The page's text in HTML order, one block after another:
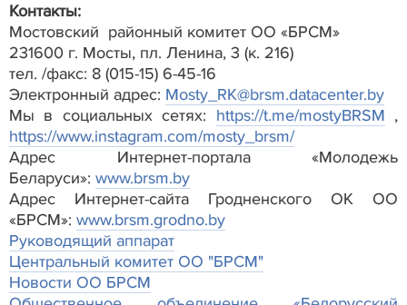
Контакты:
Мостовский районный комитет ОО «БРСМ»
231600 г. Мосты, пл. Ленина, 3 (к. 216)
тел. /факс: 8 (015-15) 6-45-16
Электронный адрес: Mosty_RK@brsm.datacenter.by
Мы в социальных сетях: https://t.me/mostyBRSM ,
https://www.instagram.com/mosty_brsm/
Адрес Интернет-портала «Молодежь
Беларуси»: www.brsm.by
Адрес Интернет-сайта Гродненского ОК ОО
«БРСМ»: www.brsm.grodno.by
Руководящий аппарат
Центральный комитет ОО "БРСМ"
Новости ОО БРСМ